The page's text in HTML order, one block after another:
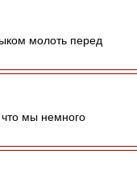
молоть перед
что мы немного